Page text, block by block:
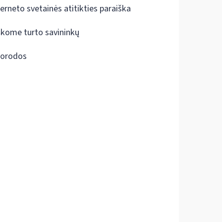
svetainės atitikties paraiška
turto savininkų